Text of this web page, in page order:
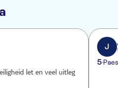
let en veel uitleg
J
5